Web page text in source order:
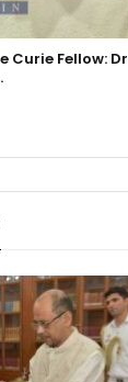
Curie Fellow: Dr